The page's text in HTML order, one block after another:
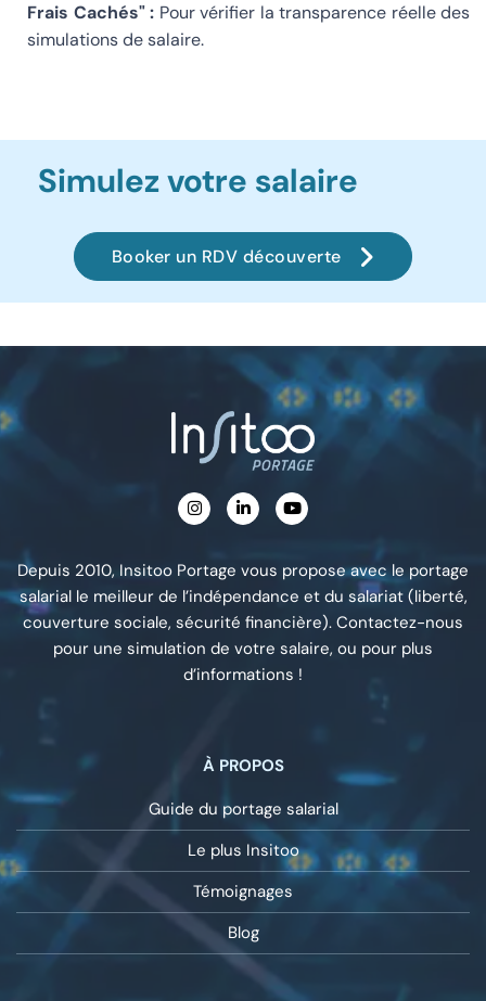
Frais Cachés" : Pour vérifier la transparence réelle des
simulations de salaire.
Simulez votre salaire
Booker un RDV découverte
Depuis 2010, Insitoo Portage vous propose avec le portage
salarial le meilleur de l’indépendance et du salariat (liberté,
couverture sociale, sécurité financière). Contactez-nous
pour une simulation de votre salaire, ou pour plus
d’informations !
À PROPOS
Guide du portage salarial
Le plus Insitoo
Témoignages
Blog